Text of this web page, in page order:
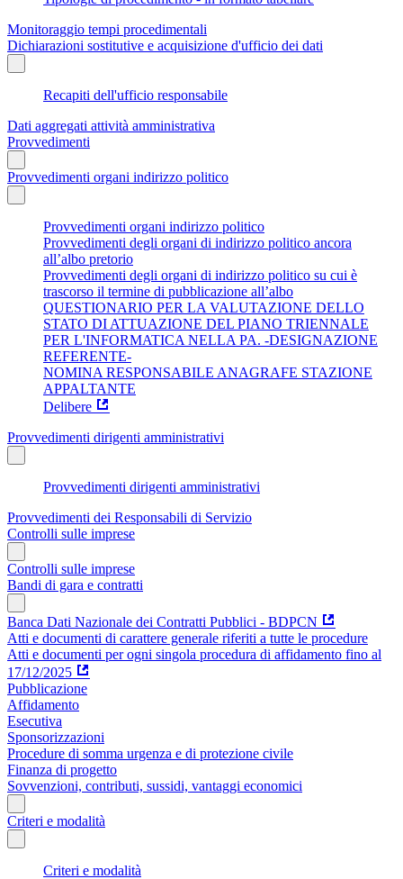
Monitoraggio tempi procedimentali
Dichiarazioni sostitutive e acquisizione d'ufficio dei dati
Recapiti dell'ufficio responsabile
Dati aggregati attività amministrativa
Provvedimenti
Provvedimenti organi indirizzo politico
Provvedimenti organi indirizzo politico
Provvedimenti degli organi di indirizzo politico ancora
all’albo pretorio
Provvedimenti degli organi di indirizzo politico su cui è
trascorso il termine di pubblicazione all’albo
QUESTIONARIO PER LA VALUTAZIONE DELLO
STATO DI ATTUAZIONE DEL PIANO TRIENNALE
PER L'INFORMATICA NELLA PA. -DESIGNAZIONE
REFERENTE-
NOMINA RESPONSABILE ANAGRAFE STAZIONE
APPALTANTE
Delibere
Provvedimenti dirigenti amministrativi
Provvedimenti dirigenti amministrativi
Provvedimenti dei Responsabili di Servizio
Controlli sulle imprese
Controlli sulle imprese
Bandi di gara e contratti
Banca Dati Nazionale dei Contratti Pubblici - BDPCN
Atti e documenti di carattere generale riferiti a tutte le procedure
Atti e documenti per ogni singola procedura di affidamento fino al
17/12/2025
Pubblicazione
Affidamento
Esecutiva
Sponsorizzazioni
Procedure di somma urgenza e di protezione civile
Finanza di progetto
Sovvenzioni, contributi, sussidi, vantaggi economici
Criteri e modalità
Criteri e modalità